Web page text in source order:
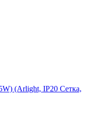
(Arlight, IP20 Сетка,